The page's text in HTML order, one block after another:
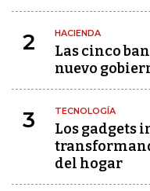
2 HACIENDA
Las cinco
nuevo
3 TECNOLOGÍA
Los gadgets
del hogar